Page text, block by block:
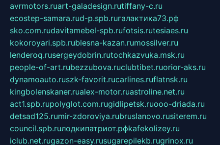
avrmotors.ruart-galadesign.rutiffany-c.ru
ecostep-samara.rud-p.spb.ruгалактика73.рф
sko.com.rudavitamebel-spb.rufotsis.rutesiaes.ru
kokoroyari.spb.rublesna-kazan.rumossilver.ru
lenderoq.rusergeydobrin.rutochkazvuka.msk.ru
people-of-art.rubezzubova.ruclubtibet.ruorior-aks.ru
dynamoauto.ruszk-favorit.rucarlines.ruflatnsk.ru
kingbolenskaner.rualex-motor.ruastroline.net.ru
act1.spb.rupolyglot.com.rugidlipetsk.ruooo-driada.ru
detsad125.rumir-zdoroviya.rubruslanovo.rusiterem.ru
council.spb.ruлодкипатриот.рфkafekolizey.ru
iclub.net.rugazon-easy.rusugarepilekb.rugrinox.ru